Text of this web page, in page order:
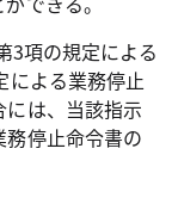
項の規定による
による業務停止
は、当該指示
停止命令書の